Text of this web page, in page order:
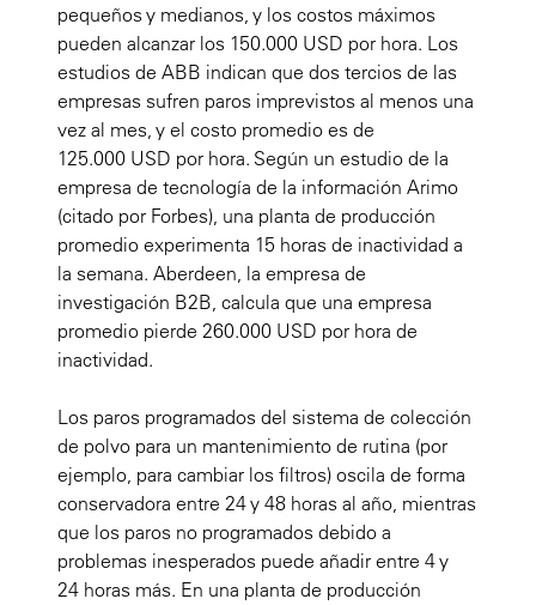
pequeños y medianos, y los costos máximos
pueden alcanzar los 150.000 USD por hora. Los
estudios de ABB indican que dos tercios de las
empresas sufren paros imprevistos al menos una
vez al mes, y el costo promedio es de
125.000 USD por hora. Según un estudio de la
empresa de tecnología de la información Arimo
(citado por Forbes), una planta de producción
promedio experimenta 15 horas de inactividad a
la semana. Aberdeen, la empresa de
investigación B2B, calcula que una empresa
promedio pierde 260.000 USD por hora de
inactividad.
Los paros programados del sistema de colección
de polvo para un mantenimiento de rutina (por
ejemplo, para cambiar los filtros) oscila de forma
conservadora entre 24 y 48 horas al año, mientras
que los paros no programados debido a
problemas inesperados puede añadir entre 4 y
24 horas más. En una planta de producción